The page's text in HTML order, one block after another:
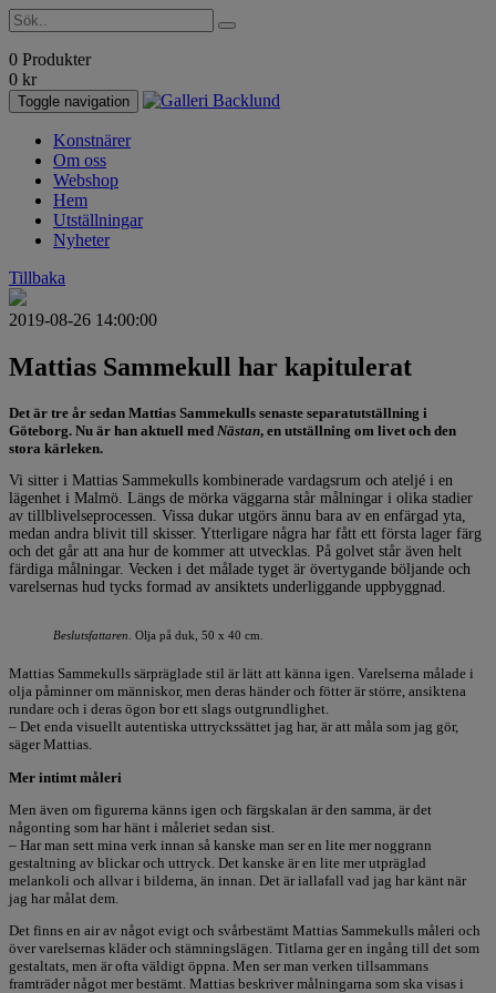
0 Produkter
0 kr
Toggle navigation
Konstnärer
Om oss
Webshop
Hem
Utställningar
Nyheter
Tillbaka
2019-08-26 14:00:00
Mattias Sammekull har kapitulerat
Det är tre år sedan Mattias Sammekulls senaste separatutställning i
Göteborg. Nu är han aktuell med Nästan, en utställning om livet och den
stora kärleken.
Vi sitter i Mattias Sammekulls kombinerade vardagsrum och ateljé i en
lägenhet i Malmö. Längs de mörka väggarna står målningar i olika stadier
av tillblivelseprocessen. Vissa dukar utgörs ännu bara av en enfärgad yta,
medan andra blivit till skisser. Ytterligare några har fått ett första lager färg
och det går att ana hur de kommer att utvecklas. På golvet står även helt
färdiga målningar. Vecken i det målade tyget är övertygande böljande och
varelsernas hud tycks formad av ansiktets underliggande uppbyggnad.
Beslutsfattaren. Olja på duk, 50 x 40 cm.
Mattias Sammekulls särpräglade stil är lätt att känna igen. Varelserna målade i
olja påminner om människor, men deras händer och fötter är större, ansiktena
rundare och i deras ögon bor ett slags outgrundlighet.
– Det enda visuellt autentiska uttryckssättet jag har, är att måla som jag gör,
säger Mattias.
Mer intimt måleri
Men även om figurerna känns igen och färgskalan är den samma, är det
någonting som har hänt i måleriet sedan sist.
– Har man sett mina verk innan så kanske man ser en lite mer noggrann
gestaltning av blickar och uttryck. Det kanske är en lite mer utpräglad
melankoli och allvar i bilderna, än innan. Det är iallafall vad jag har känt när
jag har målat dem.
Det finns en air av något evigt och svårbestämt Mattias Sammekulls måleri och
över varelsernas kläder och stämningslägen. Titlarna ger en ingång till det som
gestaltats, men är ofta väldigt öppna. Men ser man verken tillsammans
framträder något mer bestämt. Mattias beskriver målningarna som ska visas i